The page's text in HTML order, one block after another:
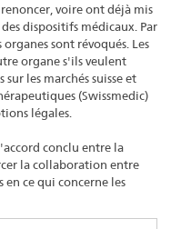
voire ont déjà mis
dispositifs médicaux. Par
sont révoqués. Les
organe s'ils veulent
les marchés suisse et
(Swissmedic)
légales.
conclu entre la
la collaboration entre
en ce qui concerne les